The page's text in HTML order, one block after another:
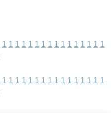
1 1 1 1 1 1 1 1 1 1 1 1 1 1 1 1
1 1 1 1 1 1 1 1 1 1 1 1 1 1 1 1